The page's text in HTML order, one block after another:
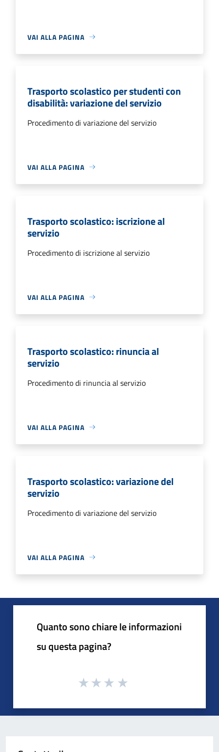
VAI ALLA PAGINA
Trasporto scolastico per studenti con
disabilità: variazione del servizio
Procedimento di variazione del servizio
VAI ALLA PAGINA
Trasporto scolastico: iscrizione al
servizio
Procedimento di iscrizione al servizio
VAI ALLA PAGINA
Trasporto scolastico: rinuncia al
servizio
Procedimento di rinuncia al servizio
VAI ALLA PAGINA
Trasporto scolastico: variazione del
servizio
Procedimento di variazione del servizio
VAI ALLA PAGINA
Quanto sono chiare le informazioni
su questa pagina?